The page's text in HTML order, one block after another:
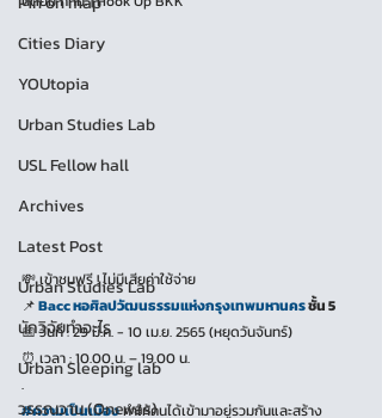
Cities Diary
YOUtopia
Urban Studies Lab
USL Fellow hall
Archives
Latest Post
Urban Studies Lab
นักวิจัยทำอะไร
Urban Sleeping lab
วรรณวาน (Onewas)
💸 เข้าชมฟรี ! ไม่มีเสียค่าใช้จ่าย
📌Bacc หอศิลปวัฒนธรรมแห่งกรุงเทพมหานคร ชั้น 5
📅 วันที่ : 29 มี.ค. - 10 เม.ย. 2565 (หยุดวันจันทร์)
⏰ เวลา : 10.00 น. – 19.00 น.
.
#ความเป็นเมือง ทำให้คนได้เข้ามาอยู่รวมกันและสร้าง